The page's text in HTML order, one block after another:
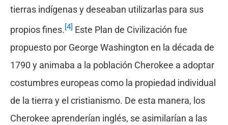
tierras indígenas y deseaban utilizarlas para sus
propios fines.[4] Este Plan de Civilización fue
propuesto por George Washington en la década de
1790 y animaba a la población Cherokee a adoptar
costumbres europeas como la propiedad individual
de la tierra y el cristianismo. De esta manera, los
Cherokee aprenderían inglés, se asimilarían a las